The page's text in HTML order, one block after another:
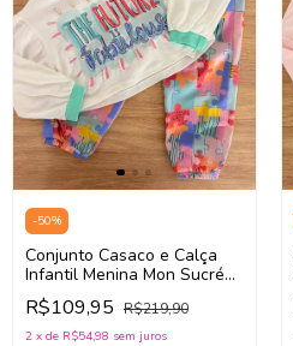
-50%
Conjunto Casaco e Calça
Infantil Menina Mon Sucré
138020240 (Off
White/Verde/Azul)
R$109,95 R$219,90
2 x de R$54,98 sem juros